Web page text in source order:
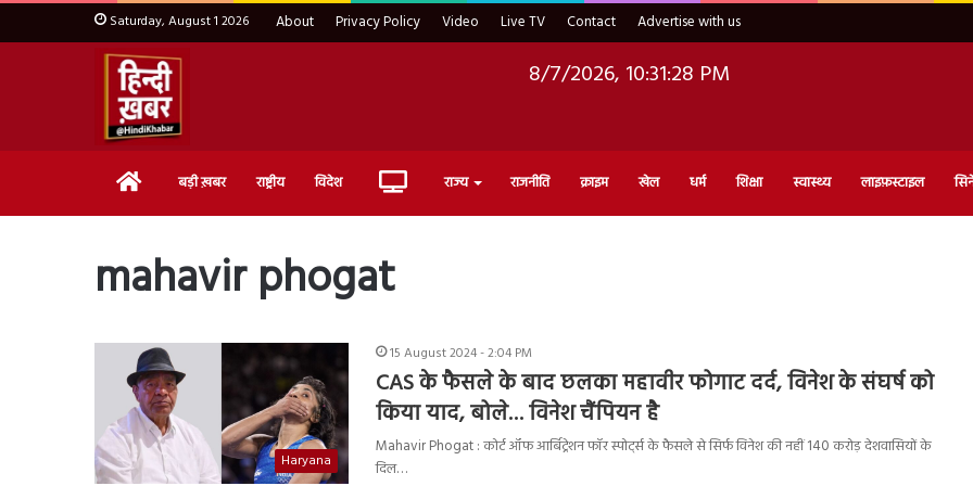
Saturday, August 1 2026 About Privacy Policy Video Live TV Contact Advertise with us
8/7/2026, 10:31:29 PM
Home बड़ी ख़बर राष्ट्रीय विदेश Live राज्य राजनीति क्राइम खेल धर्म शिक्षा स्वास्थ्य लाइफ़स्टाइल
mahavir phogat
Haryana
15 August 2024 - 2:04 PM
CAS के फैसले के बाद छलका महावीर फोगाट दर्द, विनेश के संघर्ष को
किया याद, बोले… विनेश चैंपियन है
Mahavir Phogat : कोर्ट ऑफ आर्बिट्रेशन फॉर स्पोर्ट्स के फैसले से सिर्फ विनेश की नहीं 140 करोड़ देशवासियों के
दिल…